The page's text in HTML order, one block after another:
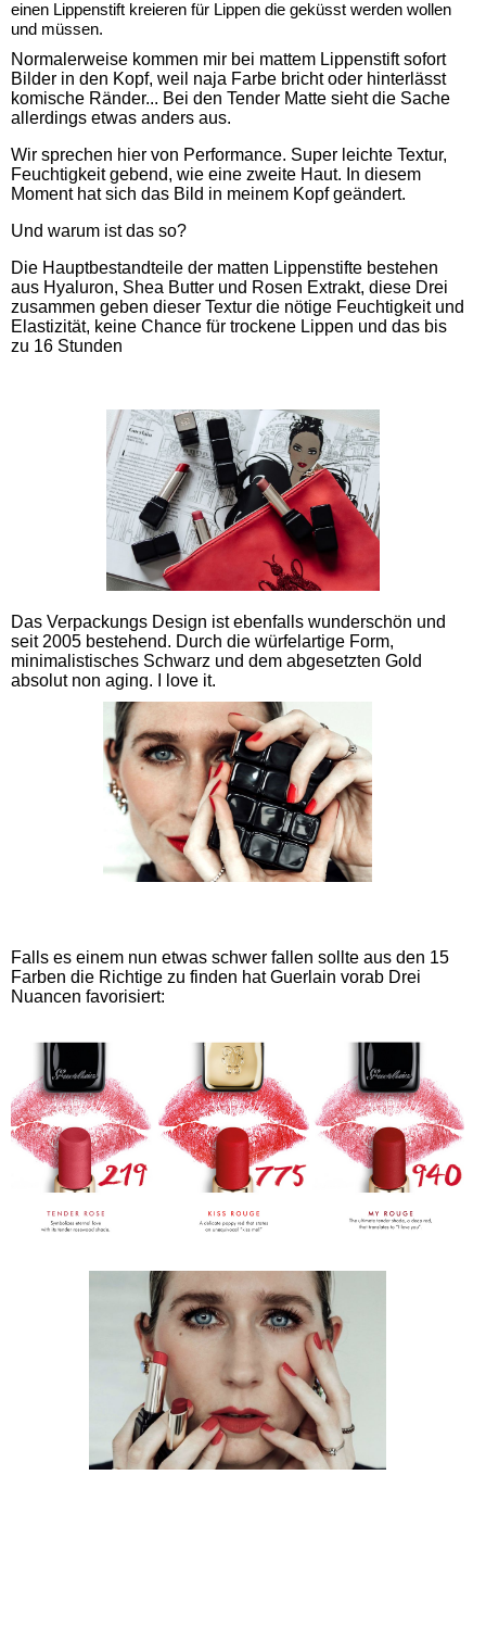
einen Lippenstift kreieren für Lippen die geküsst werden wollen
und müssen.
Normalerweise kommen mir bei mattem Lippenstift sofort
Bilder in den Kopf, weil naja Farbe bricht oder hinterlässt
komische Ränder... Bei den Tender Matte sieht die Sache
allerdings etwas anders aus.
Wir sprechen hier von Performance. Super leichte Textur,
Feuchtigkeit gebend, wie eine zweite Haut. In diesem
Moment hat sich das Bild in meinem Kopf geändert.
Und warum ist das so?
Die Hauptbestandteile der matten Lippenstifte bestehen
aus Hyaluron, Shea Butter und Rosen Extrakt, diese Drei
zusammen geben dieser Textur die nötige Feuchtigkeit und
Elastizität, keine Chance für trockene Lippen und das bis
zu 16 Stunden
Das Verpackungs Design ist ebenfalls wunderschön und
seit 2005 bestehend. Durch die würfelartige Form,
minimalistisches Schwarz und dem abgesetzten Gold
absolut non aging. I love it.
Falls es einem nun etwas schwer fallen sollte aus den 15
Farben die Richtige zu finden hat Guerlain vorab Drei
Nuancen favorisiert: